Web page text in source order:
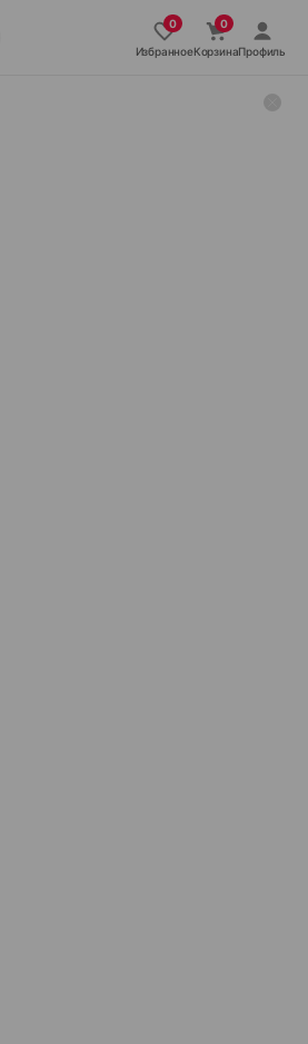
ИзбранноеКорзинаПрофиль